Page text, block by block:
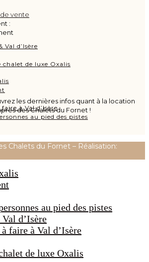
Val d’Isère
chalet de luxe Oxalis
à Val d’Isère
au pied des pistes
vente
:
les dernières infos quant à la location
des Chalets du Fornet !
Chalets du Fornet – Réalisation:
au pied des pistes
d’Isère
faire à Val d’Isère
de luxe Oxalis